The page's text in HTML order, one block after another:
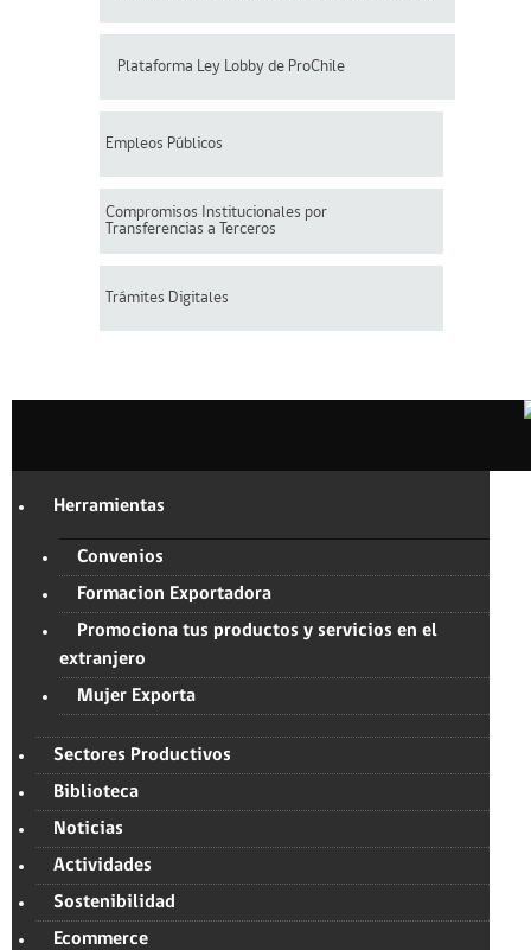
Plataforma Ley Lobby de ProChile
Empleos Públicos
Compromisos Institucionales por
Transferencias a Terceros
Trámites Digitales
Herramientas
Convenios
Formacion Exportadora
Promociona tus productos y servicios en el
extranjero
Mujer Exporta
Sectores Productivos
Biblioteca
Noticias
Actividades
Sostenibilidad
Ecommerce